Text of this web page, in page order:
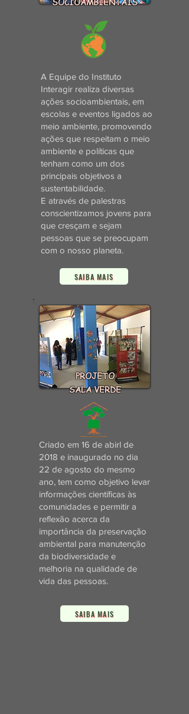
A Equipe do Instituto
Interagir realiza diversas
ações socioambientais, em
escolas e eventos ligados ao
meio ambiente, promovendo
ações que respeitam o meio
ambiente e políticas que
tenham como um dos
principais objetivos a
sustentabilidade.
E através de palestras
conscientizamos jovens para
que cresçam e sejam
pessoas que se preocupam
com o nosso planeta.
SAIBA MAIS
PROJETO
SALA VERDE
Criado em 16 de abirl de
2018 e inaugurado no dia
22 de agosto do mesmo
ano, tem como objetivo levar
informações científicas às
comunidades e permitir a
reflexão acerca da
importância da preservação
ambiental para manutenção
da biodiversidade e
melhoria na qualidade de
vida das pessoas.
SAIBA MAIS